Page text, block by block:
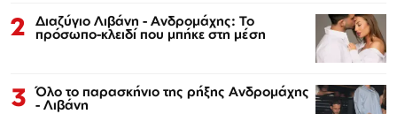
2 Διαζύγιο Λιβάνη - Ανδρομάχης: Το
πρόσωπο-κλειδί που μπήκε στη μέση
3 Όλο το παρασκήνιο της ρήξης Ανδρομάχης
- Λιβάνη